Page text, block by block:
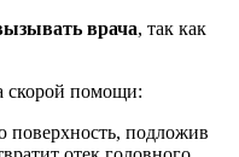
врача, так как
скорой помощи:
поверхность, подложив